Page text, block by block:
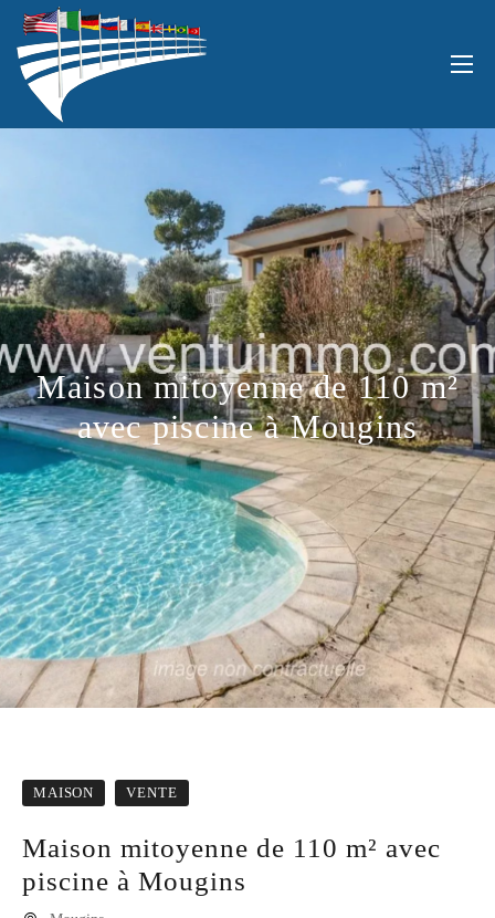
Maison mitoyenne de 110 m²
avec piscine à Mougins
MAISON VENTE
Maison mitoyenne de 110 m² avec
piscine à Mougins